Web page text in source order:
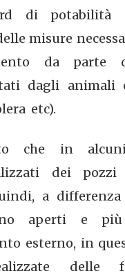
di potabilità
misure
da parte
dagli animali
etc).
che in
dei pozzi
a
aperti e
esterno, in
delle